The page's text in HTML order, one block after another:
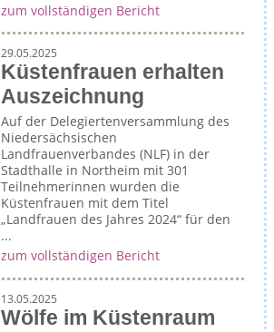
zum vollständigen Bericht
29.05.2025
Küstenfrauen erhalten
Auszeichnung
Auf der Delegiertenversammlung des
Niedersächsischen
Landfrauenverbandes (NLF) in der
Stadthalle in Northeim mit 301
Teilnehmerinnen wurden die
Küstenfrauen mit dem Titel
„Landfrauen des Jahres 2024“ für den
...
zum vollständigen Bericht
13.05.2025
Wölfe im Küstenraum